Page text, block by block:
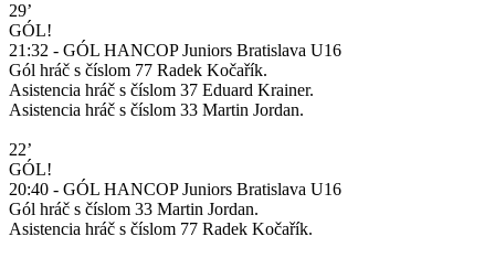
29’
GÓL!
21:32 - GÓL HANCOP Juniors Bratislava U16
Gól hráč s číslom 77 Radek Kočařík.
Asistencia hráč s číslom 37 Eduard Krainer.
Asistencia hráč s číslom 33 Martin Jordan.
22’
GÓL!
20:40 - GÓL HANCOP Juniors Bratislava U16
Gól hráč s číslom 33 Martin Jordan.
Asistencia hráč s číslom 77 Radek Kočařík.